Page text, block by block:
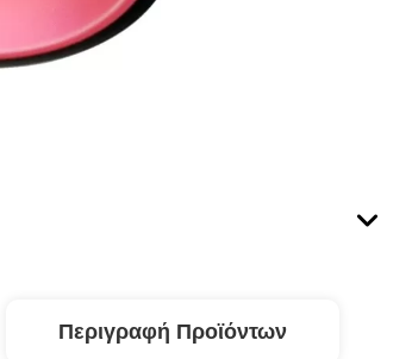
Περιγραφή Προϊόντων